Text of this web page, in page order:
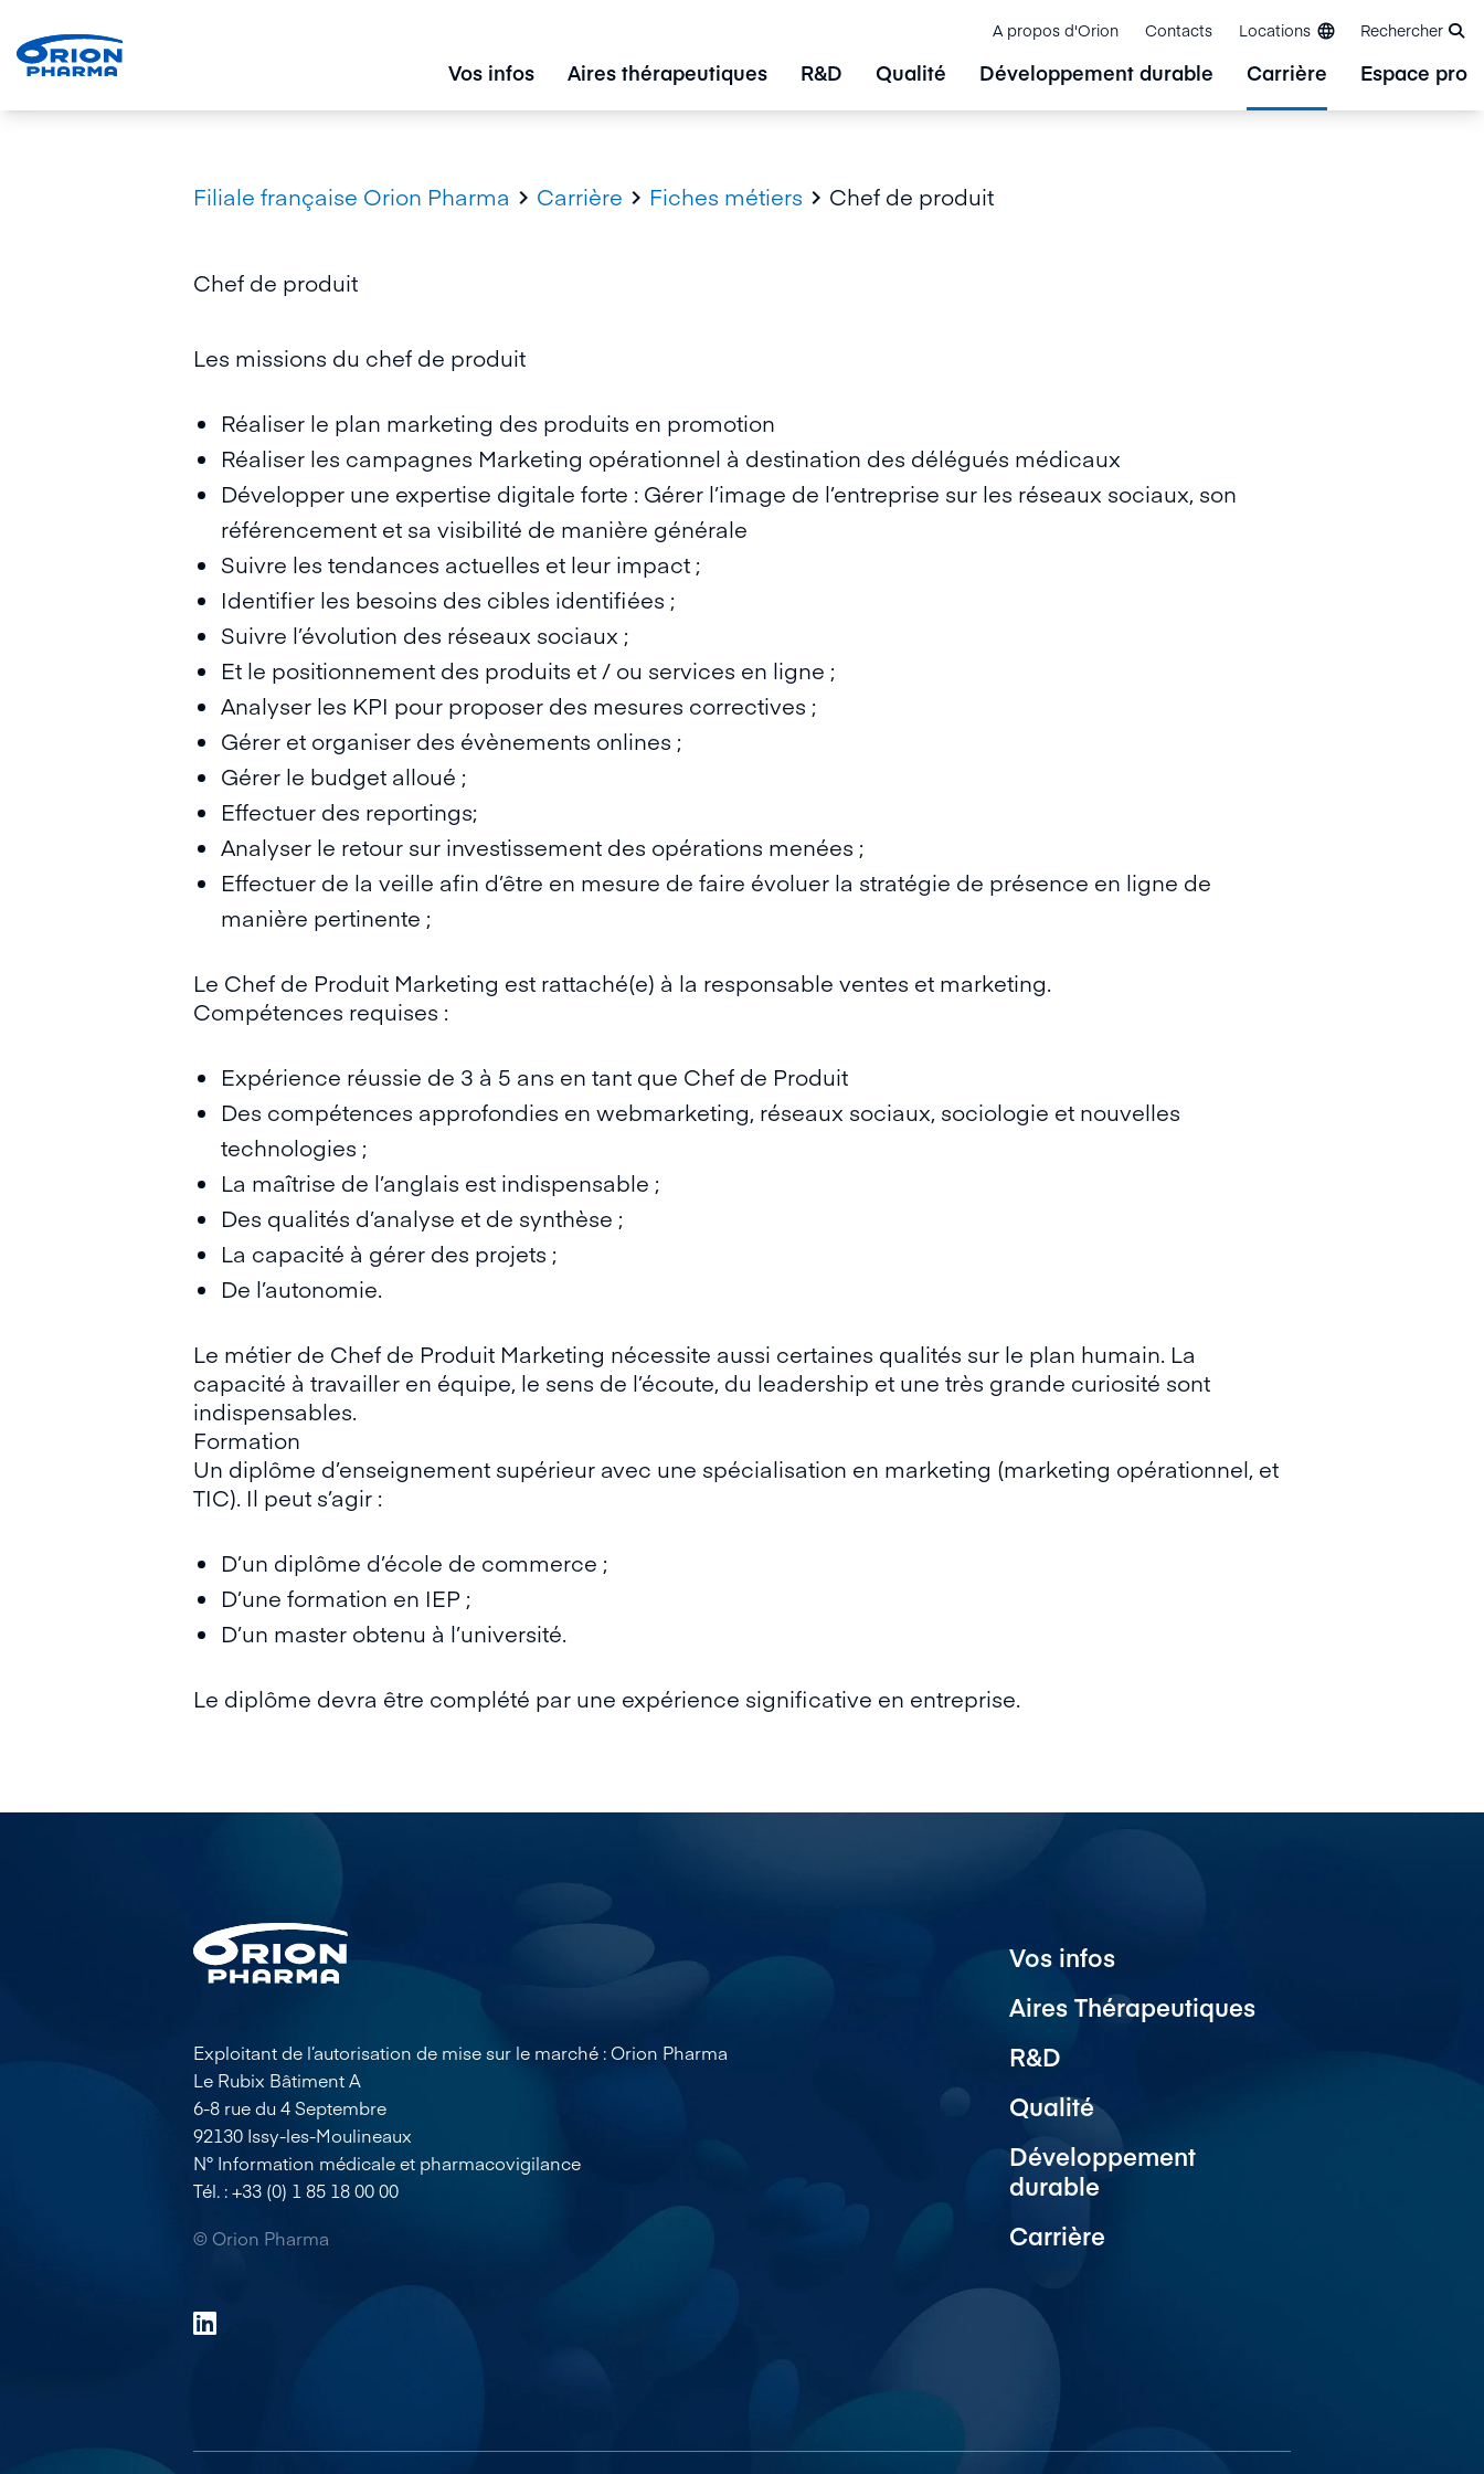
A propos d'Orion Contacts Locations Rechercher
Vos infos Aires thérapeutiques R&D Qualité Développement durable Carrière Espace pro
Filiale française Orion Pharma  Carrière  Fiches métiers  Chef de produit
Chef de produit
Les missions du chef de produit
Réaliser le plan marketing des produits en promotion
Réaliser les campagnes Marketing opérationnel à destination des délégués médicaux
Développer une expertise digitale forte : Gérer l’image de l’entreprise sur les réseaux sociaux, son
référencement et sa visibilité de manière générale
Suivre les tendances actuelles et leur impact ;
Identifier les besoins des cibles identifiées ;
Suivre l’évolution des réseaux sociaux ;
Et le positionnement des produits et / ou services en ligne ;
Analyser les KPI pour proposer des mesures correctives ;
Gérer et organiser des évènements onlines ;
Gérer le budget alloué ;
Effectuer des reportings;
Analyser le retour sur investissement des opérations menées ;
Effectuer de la veille afin d’être en mesure de faire évoluer la stratégie de présence en ligne de
manière pertinente ;
Le Chef de Produit Marketing est rattaché(e) à la responsable ventes et marketing.
Compétences requises :
Expérience réussie de 3 à 5 ans en tant que Chef de Produit
Des compétences approfondies en webmarketing, réseaux sociaux, sociologie et nouvelles
technologies ;
La maîtrise de l’anglais est indispensable ;
Des qualités d’analyse et de synthèse ;
La capacité à gérer des projets ;
De l’autonomie.
Le métier de Chef de Produit Marketing nécessite aussi certaines qualités sur le plan humain. La
capacité à travailler en équipe, le sens de l’écoute, du leadership et une très grande curiosité sont
indispensables.
Formation
Un diplôme d’enseignement supérieur avec une spécialisation en marketing (marketing opérationnel, et
TIC). Il peut s’agir :
D’un diplôme d’école de commerce ;
D’une formation en IEP ;
D’un master obtenu à l’université.
Le diplôme devra être complété par une expérience significative en entreprise.
Exploitant de l’autorisation de mise sur le marché : Orion Pharma
Le Rubix Bâtiment A
6-8 rue du 4 Septembre
92130 Issy-les-Moulineaux
N° Information médicale et pharmacovigilance
Tél. : +33 (0) 1 85 18 00 00
© Orion Pharma
Vos infos
Aires Thérapeutiques
R&D
Qualité
Développement
durable
Carrière